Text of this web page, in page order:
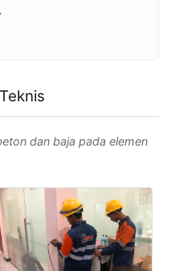
dan baja pada elemen